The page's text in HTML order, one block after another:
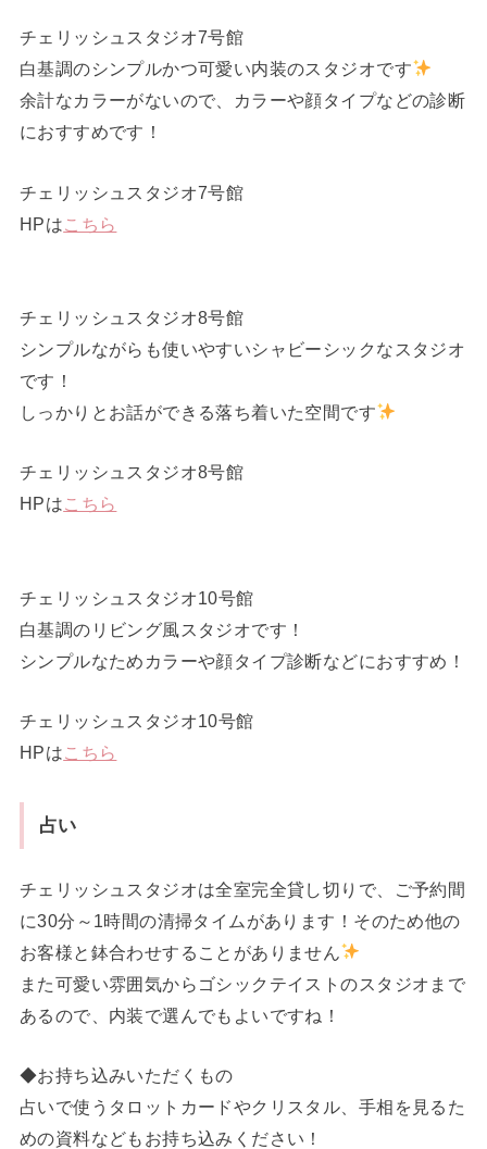
チェリッシュスタジオ7号館
白基調のシンプルかつ可愛い内装のスタジオです
余計なカラーがないので、カラーや顔タイプなどの診断
におすすめです！
チェリッシュスタジオ7号館
HPはこちら
チェリッシュスタジオ8号館
シンプルながらも使いやすいシャビーシックなスタジオ
です！
しっかりとお話ができる落ち着いた空間です
チェリッシュスタジオ8号館
HPはこちら
チェリッシュスタジオ10号館
白基調のリビング風スタジオです！
シンプルなためカラーや顔タイプ診断などにおすすめ！
チェリッシュスタジオ10号館
HPはこちら
占い
チェリッシュスタジオは全室完全貸し切りで、ご予約間
に30分～1時間の清掃タイムがあります！そのため他の
お客様と鉢合わせすることがありません
また可愛い雰囲気からゴシックテイストのスタジオまで
あるので、内装で選んでもよいですね！
◆お持ち込みいただくもの
占いで使うタロットカードやクリスタル、手相を見るた
めの資料などもお持ち込みください！